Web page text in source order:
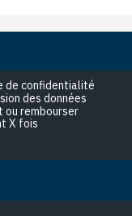
de confidentialité
des données
rembourser
X fois